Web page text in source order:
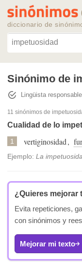
diccionario de
Sinónimo de
Lingüista
11 sinónimos de
Cualidad de lo
1 vertiginosidad,
Ejemplo: La
¿Quieres mejorar
Evita repeticiones,
con sinónimos y
Mejorar mi texto